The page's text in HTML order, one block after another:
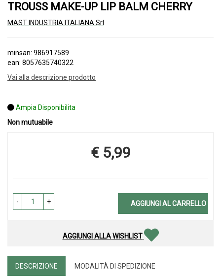
TROUSS MAKE-UP LIP BALM CHERRY
MAST INDUSTRIA ITALIANA Srl
minsan: 986917589
ean: 8057635740322
Vai alla descrizione prodotto
Ampia Disponibilita
Non mutuabile
Prezzo
€ 5,99
- + AGGIUNGI AL CARRELLO
AGGIUNGI ALLA WISHLIST
DESCRIZIONE MODALITÀ DI SPEDIZIONE